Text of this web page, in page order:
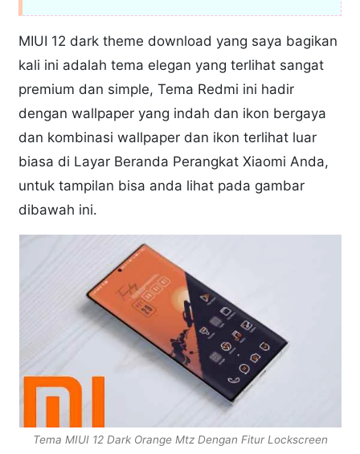
MIUI 12 dark theme download yang saya bagikan
kali ini adalah tema elegan yang terlihat sangat
premium dan simple, Tema Redmi ini hadir
dengan wallpaper yang indah dan ikon bergaya
dan kombinasi wallpaper dan ikon terlihat luar
biasa di Layar Beranda Perangkat Xiaomi Anda,
untuk tampilan bisa anda lihat pada gambar
dibawah ini.
Tema MIUI 12 Dark Orange Mtz Dengan Fitur Lockscreen